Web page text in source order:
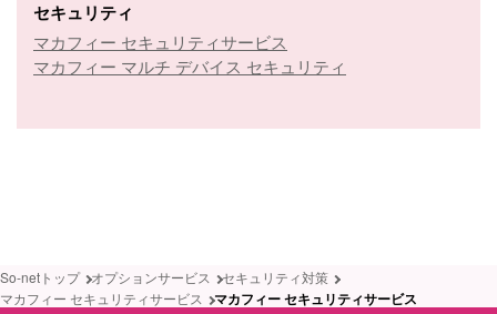
セキュリティ
マカフィー セキュリティサービス
マカフィー マルチ デバイス セキュリティ
So-netトップ オプションサービス
セキュリティ対策
マカフィー セキュリティサービス
マカフィー セキュリティサービス